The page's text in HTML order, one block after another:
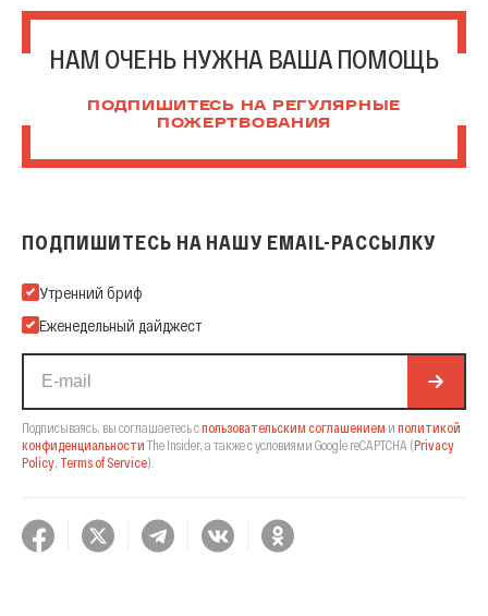
НАМ ОЧЕНЬ НУЖНА ВАША ПОМОЩЬ
ПОДПИШИТЕСЬ НА РЕГУЛЯРНЫЕ
ПОЖЕРТВОВАНИЯ
ПОДПИШИТЕСЬ НА НАШУ EMAIL-РАССЫЛКУ
Подпишитесь на нашу Email-рассылку
Утренний бриф
Еженедельный дайджест
Подписываясь, вы соглашаетесь спользовательским соглашением и политикой
конфиденциальности The Insider, а также с условиями Google reCAPTCHA (Privacy
Policy, Terms of Service).